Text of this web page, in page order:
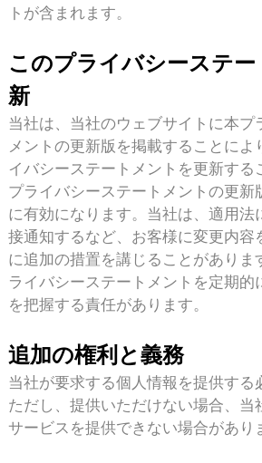
トが含まれます。
このプライバシーステ
新
当社は、当社のウェブサイトに本プ
メントの更新版を掲載することによ
イバシーステートメントを更新する
プライバシーステートメントの更新
に有効になります。当社は、適用法
接通知するなど、お客様に変更内容
に追加の措置を講じることがありま
ライバシーステートメントを定期的
を把握する責任があります。
追加の権利と義務
当社が要求する個人情報を提供する
ただし、提供いただけない場合、当
サービスを提供できない場合があり